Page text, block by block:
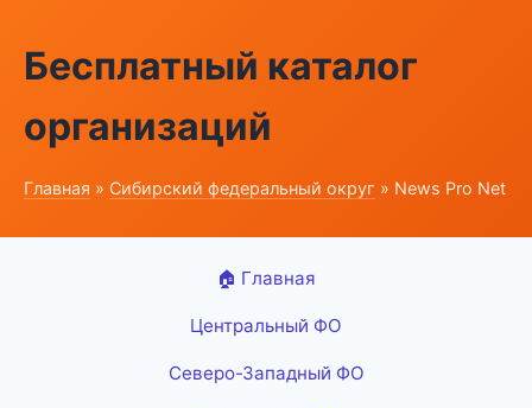
Бесплатный каталог
организаций
Главная » Сибирский федеральный округ » News Pro Net
🏠 Главная
Центральный ФО
Северо-Западный ФО